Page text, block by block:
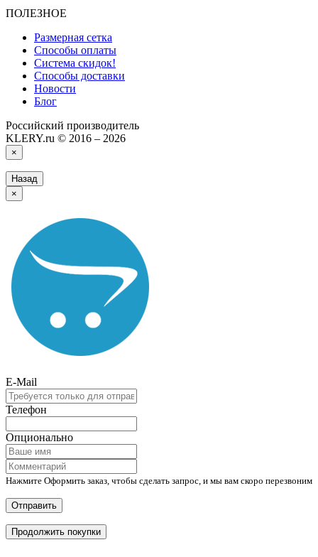
ПОЛЕЗНОЕ
Размерная сетка
Способы оплаты
Система скидок!
Способы доставки
Новости
Блог
Российский производитель
KLERY.ru © 2016 – 2026
×
Назад
×
E-Mail
Телефон
Опционально
Нажмите Оформить заказ, чтобы сделать запрос, и мы вам скоро перезвоним
Отправить
Продолжить покупки